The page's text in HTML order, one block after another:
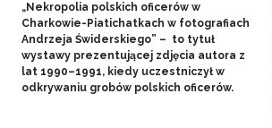
„Nekropolia polskich oficerów w
Charkowie-Piatichatkach w fotografiach
Andrzeja Świderskiego” – to tytuł
wystawy prezentującej zdjęcia autora z
lat 1990–1991, kiedy uczestniczył w
odkrywaniu grobów polskich oficerów.